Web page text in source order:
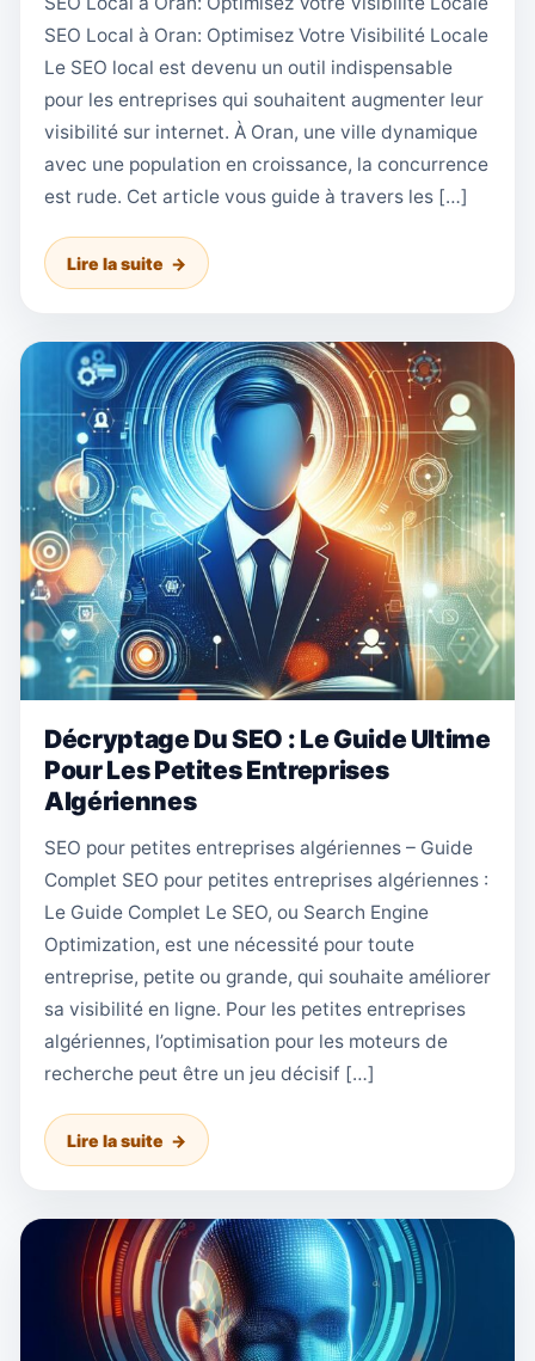
SEO Local à Oran: Optimisez Votre Visibilité Locale
Le SEO local est devenu un outil indispensable
pour les entreprises qui souhaitent augmenter leur
visibilité sur internet. À Oran, une ville dynamique
avec une population en croissance, la concurrence
est rude. Cet article vous guide à travers les […]
Lire la suite
Décryptage Du SEO : Le Guide Ultime
Pour Les Petites Entreprises
Algériennes
SEO pour petites entreprises algériennes – Guide
Complet SEO pour petites entreprises algériennes :
Le Guide Complet Le SEO, ou Search Engine
Optimization, est une nécessité pour toute
entreprise, petite ou grande, qui souhaite améliorer
sa visibilité en ligne. Pour les petites entreprises
algériennes, l’optimisation pour les moteurs de
recherche peut être un jeu décisif […]
Lire la suite